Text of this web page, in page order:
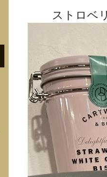
ストロベ